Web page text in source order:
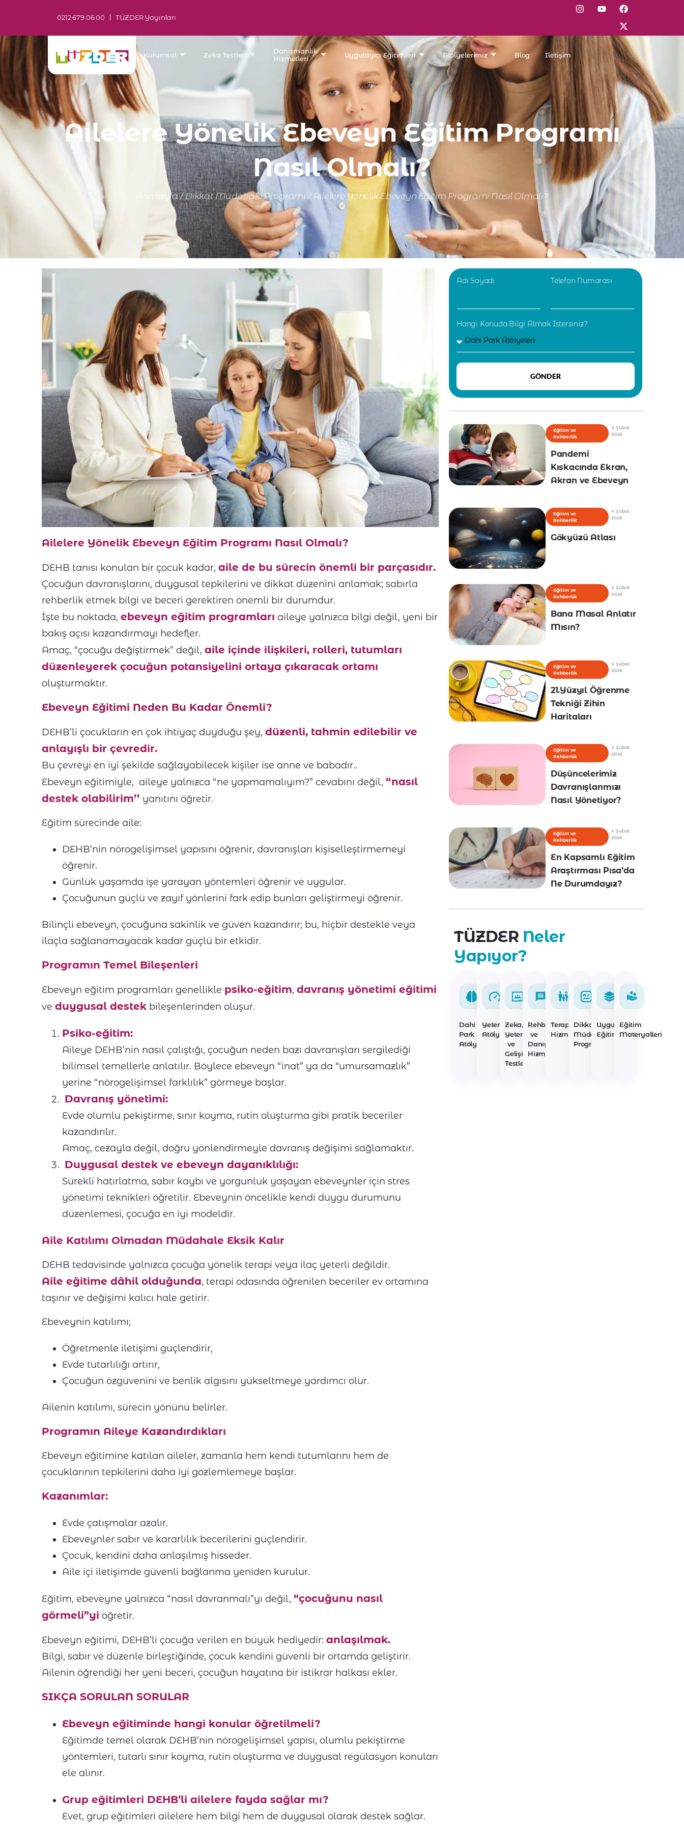
0212 679 06 00 TÜZDER Yayınları
Kurumsal Zeka Testleri
Danışmanlık
Hizmetleri
Uygulayıcı Eğitimleri Atölyelerimiz Blog İletişim
Ailelere Yönelik Ebeveyn Eğitim Programı
Nasıl Olmalı?
Anasayfa / Dikkat Müdahale Programı / Ailelere Yönelik Ebeveyn Eğitim Programı Nasıl Olmalı?
Ailelere Yönelik Ebeveyn Eğitim Programı Nasıl Olmalı?
DEHB tanısı konulan bir çocuk kadar, aile de bu sürecin önemli bir parçasıdır.
Çocuğun davranışlarını, duygusal tepkilerini ve dikkat düzenini anlamak; sabırla
rehberlik etmek bilgi ve beceri gerektiren önemli bir durumdur.
İşte bu noktada, ebeveyn eğitim programları aileye yalnızca bilgi değil, yeni bir
bakış açısı kazandırmayı hedefler.
Amaç, “çocuğu değiştirmek” değil, aile içinde ilişkileri, rolleri, tutumları
düzenleyerek çocuğun potansiyelini ortaya çıkaracak ortamı
oluşturmaktır.
Ebeveyn Eğitimi Neden Bu Kadar Önemli?
DEHB’li çocukların en çok ihtiyaç duyduğu şey, düzenli, tahmin edilebilir ve
anlayışlı bir çevredir.
Bu çevreyi en iyi şekilde sağlayabilecek kişiler ise anne ve babadır..
Ebeveyn eğitimiyle, aileye yalnızca “ne yapmamalıyım?” cevabını değil, “nasıl
destek olabilirim’’ yanıtını öğretir.
Eğitim sürecinde aile:
DEHB’nin nörogelişimsel yapısını öğrenir, davranışları kişiselleştirmemeyi
öğrenir.
Günlük yaşamda işe yarayan yöntemleri öğrenir ve uygular.
Çocuğunun güçlü ve zayıf yönlerini fark edip bunları geliştirmeyi öğrenir.
Bilinçli ebeveyn, çocuğuna sakinlik ve güven kazandırır; bu, hiçbir destekle veya
ilaçla sağlanamayacak kadar güçlü bir etkidir.
Programın Temel Bileşenleri
Ebeveyn eğitim programları genellikle psiko-eğitim, davranış yönetimi eğitimi
ve duygusal destek bileşenlerinden oluşur.
Psiko-eğitim:
Aileye DEHB’nin nasıl çalıştığı, çocuğun neden bazı davranışları sergilediği
bilimsel temellerle anlatılır. Böylece ebeveyn “inat” ya da “umursamazlık”
yerine “nörogelişimsel farklılık” görmeye başlar.
Davranış yönetimi:
Evde olumlu pekiştirme, sınır koyma, rutin oluşturma gibi pratik beceriler
kazandırılır.
Amaç, cezayla değil, doğru yönlendirmeyle davranış değişimi sağlamaktır.
Duygusal destek ve ebeveyn dayanıklılığı:
Sürekli hatırlatma, sabır kaybı ve yorgunluk yaşayan ebeveynler için stres
yönetimi teknikleri öğretilir. Ebeveynin öncelikle kendi duygu durumunu
düzenlemesi, çocuğa en iyi modeldir.
Aile Katılımı Olmadan Müdahale Eksik Kalır
DEHB tedavisinde yalnızca çocuğa yönelik terapi veya ilaç yeterli değildir.
Aile eğitime dâhil olduğunda, terapi odasında öğrenilen beceriler ev ortamına
taşınır ve değişimi kalıcı hale getirir.
Ebeveynin katılımı;
Öğretmenle iletişimi güçlendirir,
Evde tutarlılığı artırır,
Çocuğun özgüvenini ve benlik algısını yükseltmeye yardımcı olur.
Ailenin katılımı, sürecin yönünü belirler.
Programın Aileye Kazandırdıkları
Ebeveyn eğitimine katılan aileler, zamanla hem kendi tutumlarını hem de
çocuklarının tepkilerini daha iyi gözlemlemeye başlar.
Kazanımlar:
Evde çatışmalar azalır.
Ebeveynler sabır ve kararlılık becerilerini güçlendirir.
Çocuk, kendini daha anlaşılmış hisseder.
Aile içi iletişimde güvenli bağlanma yeniden kurulur.
Eğitim, ebeveyne yalnızca “nasıl davranmalı”yı değil, “çocuğunu nasıl
görmeli”yi öğretir.
Ebeveyn eğitimi, DEHB’li çocuğa verilen en büyük hediyedir: anlaşılmak.
Bilgi, sabır ve düzenle birleştiğinde, çocuk kendini güvenli bir ortamda geliştirir.
Ailenin öğrendiği her yeni beceri, çocuğun hayatına bir istikrar halkası ekler.
SIKÇA SORULAN SORULAR
Ebeveyn eğitiminde hangi konular öğretilmeli?
Eğitimde temel olarak DEHB’nin nörogelişimsel yapısı, olumlu pekiştirme
yöntemleri, tutarlı sınır koyma, rutin oluşturma ve duygusal regülasyon konuları
ele alınır.
Grup eğitimleri DEHB’li ailelere fayda sağlar mı?
Evet, grup eğitimleri ailelere hem bilgi hem de duygusal olarak destek sağlar.
Adı Soyadı Telefon Numarası
Hangi Konuda Bilgi Almak İstersiniz?
GÖNDER
Eğitim ve
Rehberlik
4 Şubat
2026
Pandemi
Kıskacında Ekran,
Akran ve Ebeveyn
Eğitim ve
Rehberlik
4 Şubat
2026
Gökyüzü Atlası
Eğitim ve
Rehberlik
4 Şubat
2026
Bana Masal Anlatır
Mısın?
Eğitim ve
Rehberlik
4 Şubat
2026
21.Yüzyıl Öğrenme
Tekniği Zihin
Haritaları
Eğitim ve
Rehberlik
4 Şubat
2026
Düşüncelerimiz
Davranışlarımızı
Nasıl Yönetiyor?
Eğitim ve
Rehberlik
4 Şubat
2026
En Kapsamlı Eğitim
Araştırması Pısa’da
Ne Durumdayız?
TÜZDER Neler
Yapıyor?
Dahi
Park
Atölyeleri
Yetenek
Atölyeleri
Zeka,
Yetenek
ve
Gelişim
Testleri
Rehberlik
ve
Danışmanlık
Hizmetleri
Terapi
Hizmetleri
Dikkat
Müdahale
Programları
Uygulayıcı
Eğitimleri
Eğitim
Materyalleri